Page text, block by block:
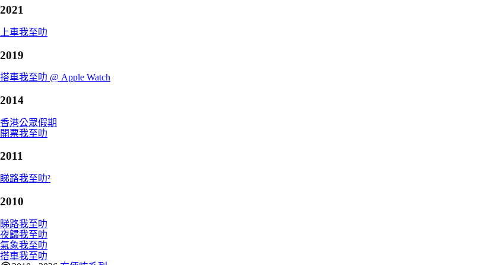
2021
上車我至叻
2019
搭車我至叻 @ Apple Watch
2014
香港公眾假期
開票我至叻
2011
睇路我至叻²
2010
睇路我至叻
夜歸我至叻
氣象我至叻
搭車我至叻